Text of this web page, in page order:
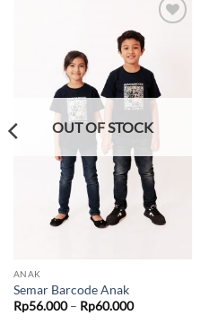
OUT OF STOCK
ANAK
Semar Barcode Anak
Rp56.000 – Rp60.000Price